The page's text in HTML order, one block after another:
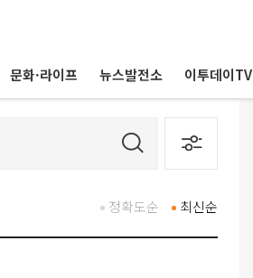
문화·라이프 뉴스발전소 이투데이TV
최신순
정확도순